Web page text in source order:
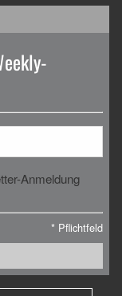
Anmeldung
* Pflichtfeld